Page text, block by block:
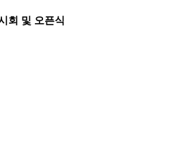
회 및 오픈식